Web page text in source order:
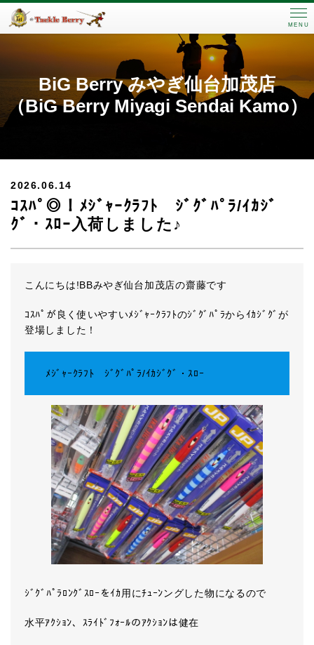
MENU
BiG Berry みやぎ仙台加茂店
（BiG Berry Miyagi Sendai Kamo）
2026.06.14
ｺｽﾊﾟ◎！ﾒｼﾞｬｰｸﾗﾌﾄ ｼﾞｸﾞﾊﾟﾗ/ｲｶｼﾞ
ｸﾞ・ｽﾛｰ入荷しました♪
こんにちは!BBみやぎ仙台加茂店の齋藤です
ｺｽﾊﾟが良く使いやすいﾒｼﾞｬｰｸﾗﾌﾄのｼﾞｸﾞﾊﾟﾗからｲｶｼﾞｸﾞが
登場しました！
ﾒｼﾞｬｰｸﾗﾌﾄ ｼﾞｸﾞﾊﾟﾗ/ｲｶｼﾞｸﾞ・ｽﾛｰ
ｼﾞｸﾞﾊﾟﾗﾛﾝｸﾞｽﾛｰをｲｶ用にﾁｭｰﾝングした物になるので
水平ｱｸｼｮﾝ、ｽﾗｲﾄﾞﾌｫｰﾙのｱｸｼｮﾝは健在